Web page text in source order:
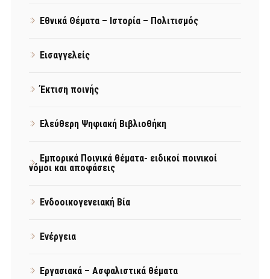
Εθνικά Θέματα – Ιστορία – Πολιτισμός
Εισαγγελείς
Έκτιση ποινής
Ελεύθερη Ψηφιακή Βιβλιοθήκη
Εμπορικά Ποινικά θέματα- ειδικοί ποινικοί
νόμοι και αποφάσεις
Ενδοοικογενειακή Βία
Ενέργεια
Εργασιακά – Ασφαλιστικά θέματα